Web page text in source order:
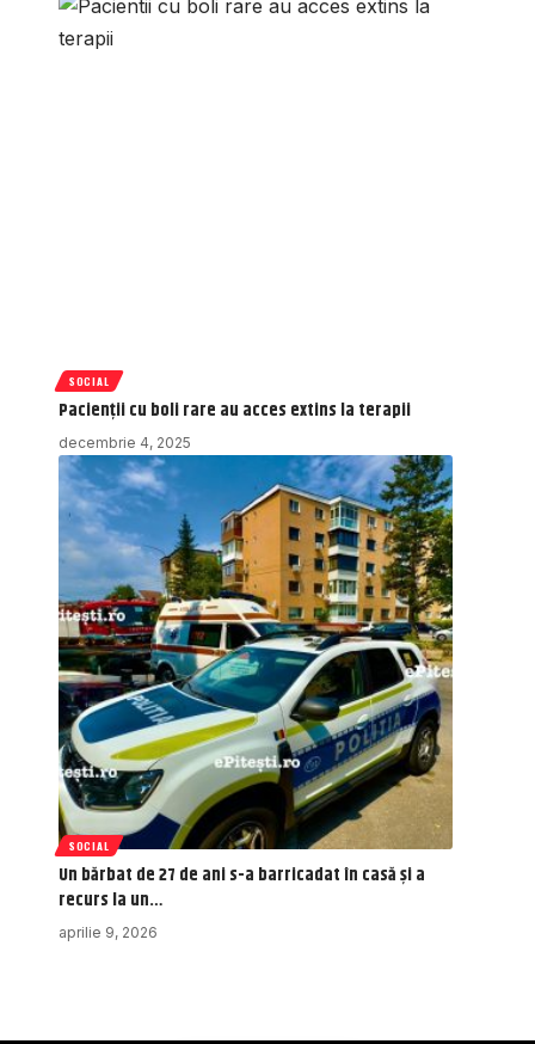
SOCIAL
Pacienții cu boli rare au acces extins la terapii
decembrie 4, 2025
SOCIAL
Un bărbat de 27 de ani s-a barricadat în casă și a
recurs la un…
aprilie 9, 2026